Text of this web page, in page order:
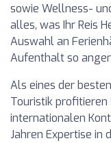
sowie Wellness-
alles, was Ihr Reis
Auswahl an
Aufenthalt so
Als eines der
Touristik profitieren
internationalen
Jahren Expertise in